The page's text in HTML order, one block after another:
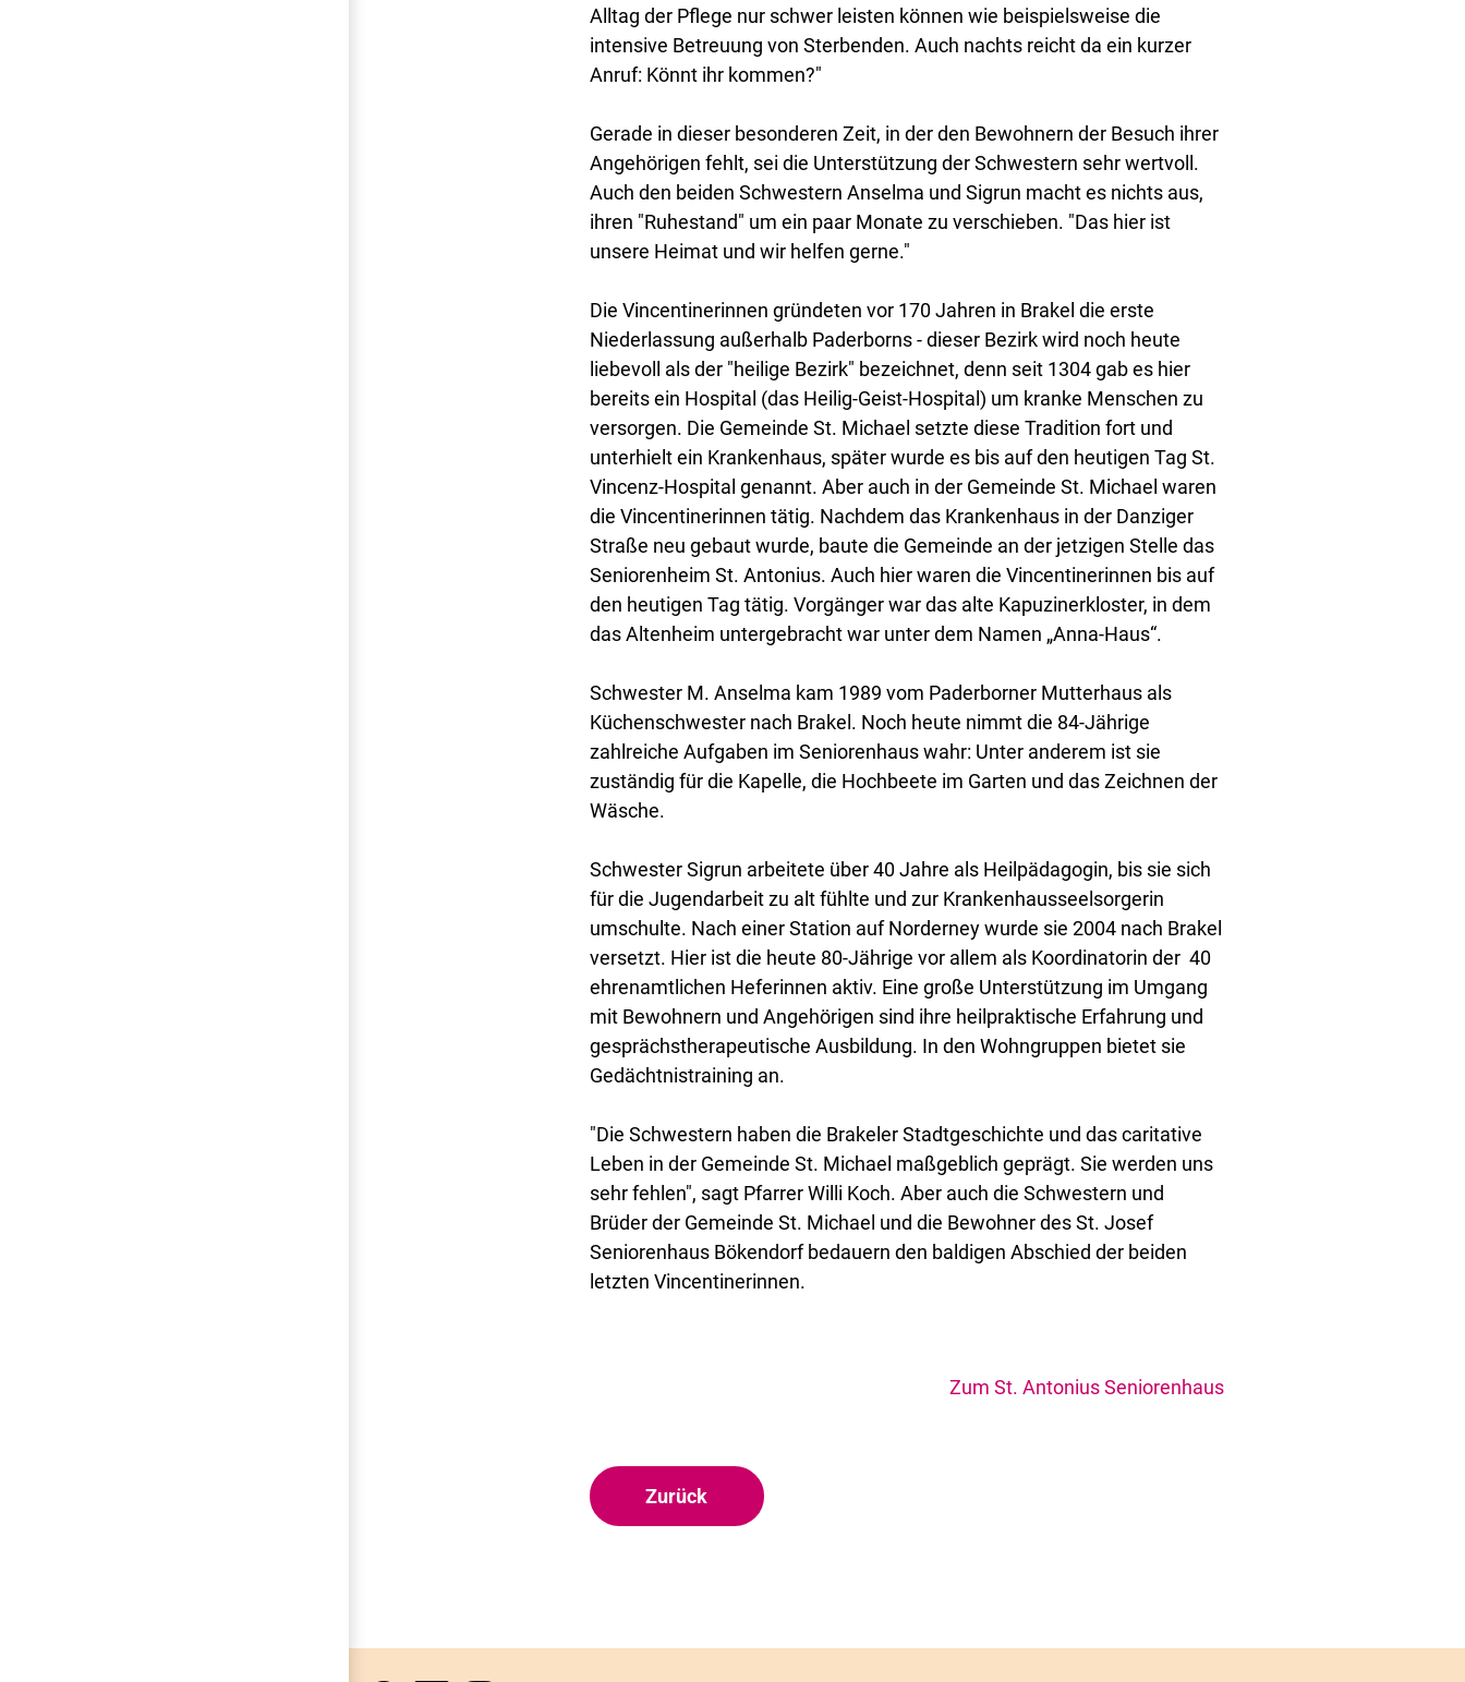
Alltag der Pflege nur schwer leisten können wie beispielsweise die
intensive Betreuung von Sterbenden. Auch nachts reicht da ein kurzer
Anruf: Könnt ihr kommen?"
Gerade in dieser besonderen Zeit, in der den Bewohnern der Besuch ihrer
Angehörigen fehlt, sei die Unterstützung der Schwestern sehr wertvoll.
Auch den beiden Schwestern Anselma und Sigrun macht es nichts aus,
ihren "Ruhestand" um ein paar Monate zu verschieben. "Das hier ist
unsere Heimat und wir helfen gerne."
Die Vincentinerinnen gründeten vor 170 Jahren in Brakel die erste
Niederlassung außerhalb Paderborns - dieser Bezirk wird noch heute
liebevoll als der "heilige Bezirk" bezeichnet, denn seit 1304 gab es hier
bereits ein Hospital (das Heilig-Geist-Hospital) um kranke Menschen zu
versorgen. Die Gemeinde St. Michael setzte diese Tradition fort und
unterhielt ein Krankenhaus, später wurde es bis auf den heutigen Tag St.
Vincenz-Hospital genannt. Aber auch in der Gemeinde St. Michael waren
die Vincentinerinnen tätig. Nachdem das Krankenhaus in der Danziger
Straße neu gebaut wurde, baute die Gemeinde an der jetzigen Stelle das
Seniorenheim St. Antonius. Auch hier waren die Vincentinerinnen bis auf
den heutigen Tag tätig. Vorgänger war das alte Kapuzinerkloster, in dem
das Altenheim untergebracht war unter dem Namen „Anna-Haus“.
Schwester M. Anselma kam 1989 vom Paderborner Mutterhaus als
Küchenschwester nach Brakel. Noch heute nimmt die 84-Jährige
zahlreiche Aufgaben im Seniorenhaus wahr: Unter anderem ist sie
zuständig für die Kapelle, die Hochbeete im Garten und das Zeichnen der
Wäsche.
Schwester Sigrun arbeitete über 40 Jahre als Heilpädagogin, bis sie sich
für die Jugendarbeit zu alt fühlte und zur Krankenhausseelsorgerin
umschulte. Nach einer Station auf Norderney wurde sie 2004 nach Brakel
versetzt. Hier ist die heute 80-Jährige vor allem als Koordinatorin der 40
ehrenamtlichen Heferinnen aktiv. Eine große Unterstützung im Umgang
mit Bewohnern und Angehörigen sind ihre heilpraktische Erfahrung und
gesprächstherapeutische Ausbildung. In den Wohngruppen bietet sie
Gedächtnistraining an.
"Die Schwestern haben die Brakeler Stadtgeschichte und das caritative
Leben in der Gemeinde St. Michael maßgeblich geprägt. Sie werden uns
sehr fehlen", sagt Pfarrer Willi Koch. Aber auch die Schwestern und
Brüder der Gemeinde St. Michael und die Bewohner des St. Josef
Seniorenhaus Bökendorf bedauern den baldigen Abschied der beiden
letzten Vincentinerinnen.
Zum St. Antonius Seniorenhaus
Zurück